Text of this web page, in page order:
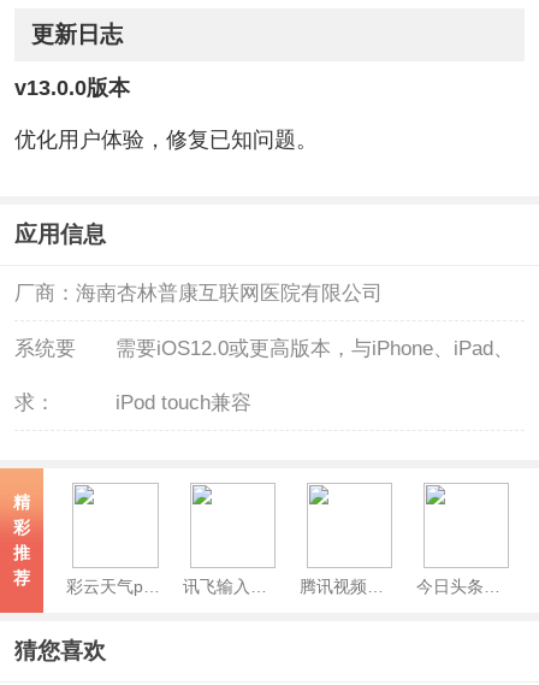
更新日志
v13.0.0版本
优化用户体验，修复已知问题。
应用信息
厂商： 海南杏林普康互联网医院有限公司
系统要
求：
需要iOS12.0或更高版本，与iPhone、iPad、
iPod touch兼容
精
彩
推
荐
彩云天气pro苹果版 讯飞输入法ios版 腾讯视频苹果版 今日头条苹果版
猜您喜欢